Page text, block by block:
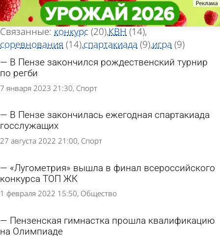
«Финал»
Тег новостей
Всего найдено 95 новостей
Связанные: конкурс(20)КВН (14)
соревнования (14)спартакиада (9)игра (9)
В Пензе закончился рождественский турнир
по регби
7 января 2023 21:30 Спорт
В Пензе закончилась ежегодная спартакиада
госслужащих
27 августа 2022 21:00 Спорт
«Лугометрия» вышла в финал всероссийского
конкурса ТОП ЖК
1 февраля 2022 15:50 Общество
Пензенская гимнастка прошла квалификацию
на Олимпиаде
«Финал»
Тег новостей